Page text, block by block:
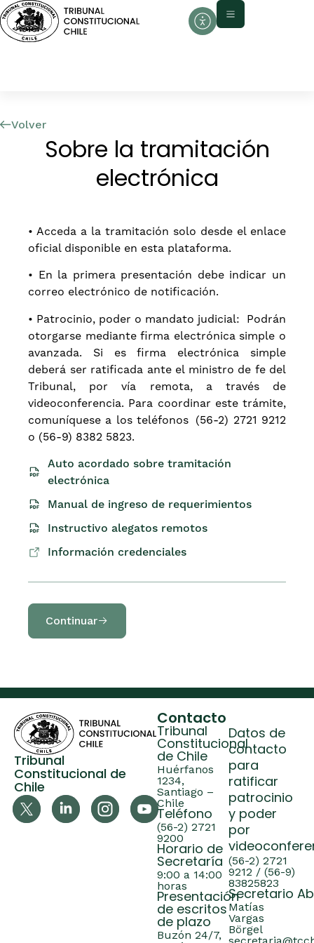
contenido
Volver
Sobre la tramitación
electrónica
• Acceda a la tramitación solo desde el enlace
oficial disponible en esta plataforma.
• En la primera presentación debe indicar un
correo electrónico de notificación.
• Patrocinio, poder o mandato judicial: Podrán
otorgarse mediante firma electrónica simple o
avanzada. Si es firma electrónica simple
deberá ser ratificada ante el ministro de fe del
Tribunal, por vía remota, a través de
videoconferencia. Para coordinar este trámite,
comuníquese a los teléfonos (56-2) 2721 9212
o (56-9) 8382 5823.
Auto acordado sobre tramitación
electrónica
Manual de ingreso de requerimientos
Instructivo alegatos remotos
Información credenciales
Continuar
Tribunal
Constitucional de
Chile
Contacto
Tribunal
Constitucional
de Chile
Huérfanos
1234,
Santiago –
Chile
Teléfono
(56-2) 2721
9200
Horario de
Secretaría
9:00 a 14:00
horas
Presentación
de escritos
de plazo
Buzón 24/7,
Datos de
contacto
para
ratificar
patrocinio
y poder
por
(56-2) 2721
9212 / (56-9)
83825823
Secretario
Matías
Vargas
Börgel